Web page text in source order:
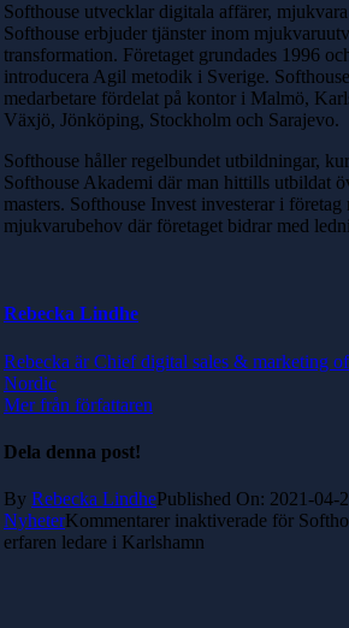
Softhouse utvecklar digitala affärer,
Softhouse erbjuder tjänster inom
transformation. Företaget grundades 1996
introducera Agil metodik i Sverige.
medarbetare fördelat på kontor i Malmö,
Växjö, Jönköping, Stockholm och Sarajevo.
Softhouse håller regelbundet utbildningar,
Softhouse Akademi där man hittills utbildat
masters. Softhouse Invest investerar i företag
mjukvarubehov där företaget bidrar med
Rebecka Lindhe
Rebecka är Chief digital sales & marketing
Nordic
Mer från författaren
Dela denna post!
By Rebecka LindhePublished On: 2021-04-
NyheterKommentarer inaktiverade för
erfaren ledare i Karlshamn